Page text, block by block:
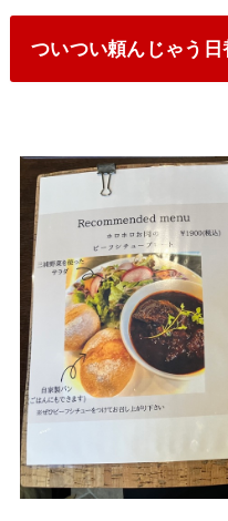
ついつい頼んじゃう